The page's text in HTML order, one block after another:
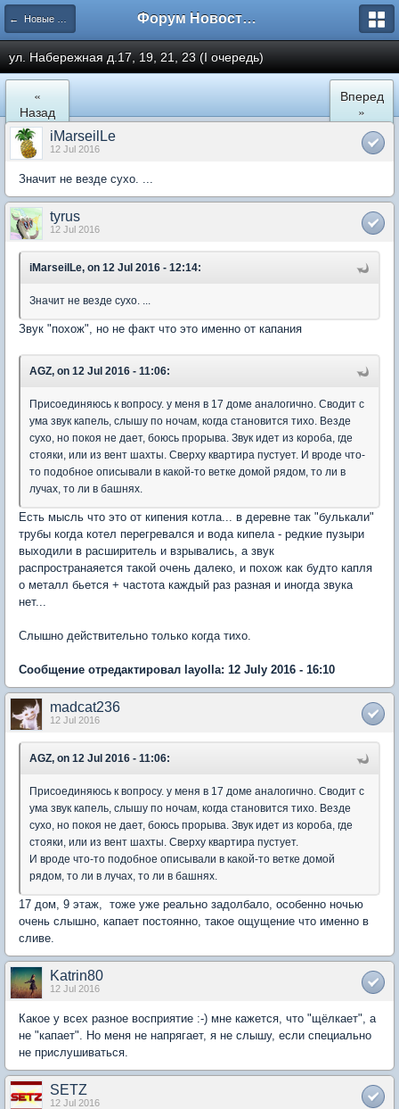
← Новые Водники Форум Новостройки
ул. Набережная д.17, 19, 21, 23 (I очередь)
«
Назад
Вперед
»
iMarseilLe
12 Jul 2016
Значит не везде сухо. ...
tyrus
12 Jul 2016
iMarseilLe, on 12 Jul 2016 - 12:14:
Значит не везде сухо. ...
Звук "похож", но не факт что это именно от капания
AGZ, on 12 Jul 2016 - 11:06:
Присоединяюсь к вопросу. у меня в 17 доме аналогично. Сводит с
ума звук капель, слышу по ночам, когда становится тихо. Везде
сухо, но покоя не дает, боюсь прорыва. Звук идет из короба, где
стояки, или из вент шахты. Сверху квартира пустует. И вроде что-
то подобное описывали в какой-то ветке домой рядом, то ли в
лучах, то ли в башнях.
Есть мысль что это от кипения котла... в деревне так "булькали"
трубы когда котел перегревался и вода кипела - редкие пузыри
выходили в расширитель и взрывались, а звук
распространаяется такой очень далеко, и похож как будто капля
о металл бьется + частота каждый раз разная и иногда звука
нет...
Слышно действительно только когда тихо.
Сообщение отредактировал layolla: 12 July 2016 - 16:10
madcat236
12 Jul 2016
AGZ, on 12 Jul 2016 - 11:06:
Присоединяюсь к вопросу. у меня в 17 доме аналогично. Сводит с
ума звук капель, слышу по ночам, когда становится тихо. Везде
сухо, но покоя не дает, боюсь прорыва. Звук идет из короба, где
стояки, или из вент шахты. Сверху квартира пустует.
И вроде что-то подобное описывали в какой-то ветке домой
рядом, то ли в лучах, то ли в башнях.
17 дом, 9 этаж, тоже уже реально задолбало, особенно ночью
очень слышно, капает постоянно, такое ощущение что именно в
сливе.
Katrin80
12 Jul 2016
Какое у всех разное восприятие :-) мне кажется, что "щёлкает", а
не "капает". Но меня не напрягает, я не слышу, если специально
не прислушиваться.
SETZ
12 Jul 2016